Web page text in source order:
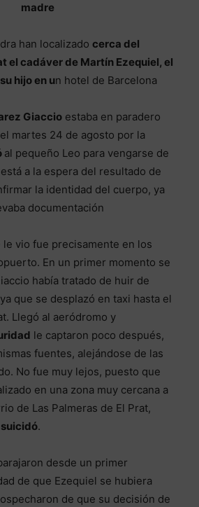
madre
han localizado cerca del
el cadáver de Martín Ezequiel, el
hijo en un hotel de Barcelona
Giaccio estaba en paradero
martes 24 de agosto por la
al pequeño Leo para vengarse de
a la espera del resultado de
la identidad del cuerpo, ya
documentación
le vio fue precisamente en los
En un primer momento se
había tratado de huir de
que se desplazó en taxi hasta el
Llegó al aeródromo y
le captaron poco después,
fuentes, alejándose de las
No fue muy lejos, puesto que
en una zona muy cercana a
de Las Palmeras de El Prat,
suicidó.
desde un primer
de que Ezequiel se hubiera
de que su decisión de